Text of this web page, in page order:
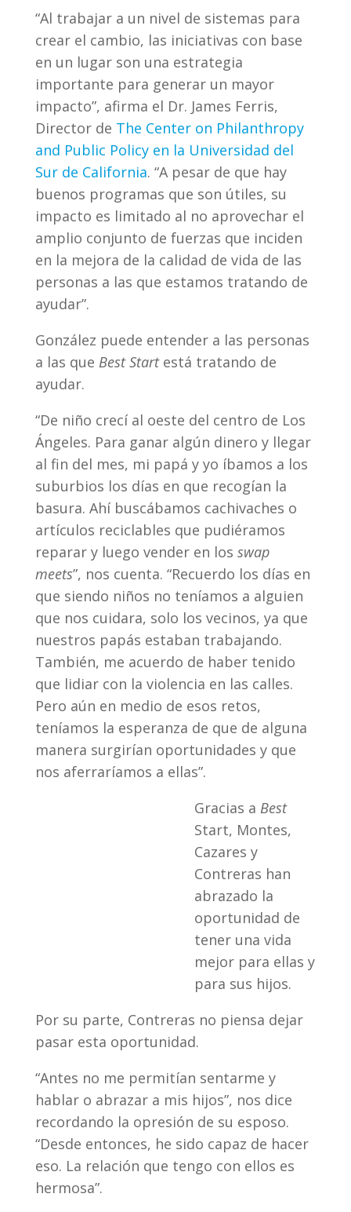
“Al trabajar a un nivel de sistemas para
crear el cambio, las iniciativas con base
en un lugar son una estrategia
importante para generar un mayor
impacto”, afirma el Dr. James Ferris,
Director de The Center on Philanthropy
and Public Policy en la Universidad del
Sur de California. “A pesar de que hay
buenos programas que son útiles, su
impacto es limitado al no aprovechar el
amplio conjunto de fuerzas que inciden
en la mejora de la calidad de vida de las
personas a las que estamos tratando de
ayudar”.
González puede entender a las personas
a las que Best Startestá tratando de
ayudar.
“De niño crecí al oeste del centro de Los
Ángeles. Para ganar algún dinero y llegar
al fin del mes, mi papá y yo íbamos a los
suburbios los días en que recogían la
basura. Ahí buscábamos cachivaches o
artículos reciclables que pudiéramos
reparar y luego vender en los swap
meets”, nos cuenta. “Recuerdo los días en
que siendo niños no teníamos a alguien
que nos cuidara, solo los vecinos, ya que
nuestros papás estaban trabajando.
También, me acuerdo de haber tenido
que lidiar con la violencia en las calles.
Pero aún en medio de esos retos,
teníamos la esperanza de que de alguna
manera surgirían oportunidades y que
nos aferraríamos a ellas”.
Gracias a Best
Start, Montes,
Cazares y
Contreras han
abrazado la
oportunidad de
tener una vida
mejor para ellas y
para sus hijos.
Por su parte, Contreras no piensa dejar
pasar esta oportunidad.
“Antes no me permitían sentarme y
hablar o abrazar a mis hijos”, nos dice
recordando la opresión de su esposo.
“Desde entonces, he sido capaz de hacer
eso. La relación que tengo con ellos es
hermosa”.